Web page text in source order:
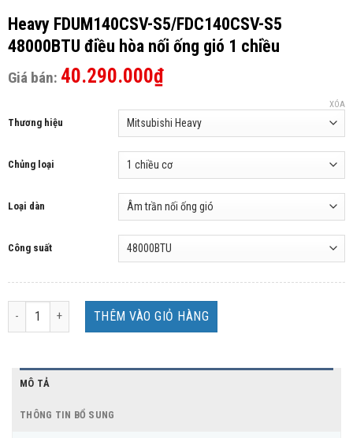
Heavy FDUM140CSV-S5/FDC140CSV-S5
48000BTU điều hòa nối ống gió 1 chiều
Giá bán: 40.290.000₫
Thương hiệu
Chủng loại
Loại dàn
Công suất
XÓA
Heavy FDUM140CSV-S5/FDC140CSV-S5 48000BTU điều hòa nối ống gió
THÊM VÀO GIỎ HÀNG
MÔ TẢ
THÔNG TIN BỔ SUNG